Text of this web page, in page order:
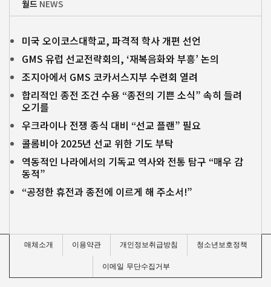
월드 NEWS
미국 오이코스대학교, 파격적 학사 개편 선언
GMS 유럽 선교전략회의, ‘재복음화와 부흥’ 논의
조지아에서 GMS 코카서스지부 수련회 열려
합리적인 종전 조건 수용 “종전의 기쁜 소식” 속히 들려
오기를
우크라이나 전쟁 종식 대비 “선교 플랜” 필요
콜롬비아 2025년 선교 위한 기도 부탁
역동적인 나라에서의 기독교 역사와 전통 탐구 “매우 감
동적”
“공정한 휴전과 종전에 이르게 해 주소서!”
매체소개 이용약관 개인정보취급방침
청소년보호정책
이메일 무단수집거부